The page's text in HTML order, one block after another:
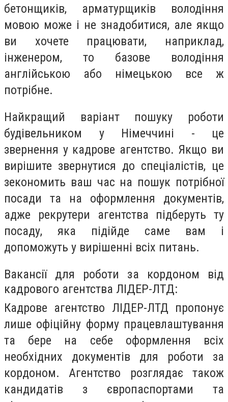
бетонщиків, арматурщиків володіння
мовою може і не знадобитися, але якщо
ви хочете працювати, наприклад,
інженером, то базове володіння
англійською або німецькою все ж
потрібне.
Найкращий варіант пошуку роботи
будівельником у Німеччині - це
звернення у кадрове агентство. Якщо ви
вирішите звернутися до спеціалістів, це
зекономить ваш час на пошук потрібної
посади та на оформлення документів,
адже рекрутери агентства підберуть ту
посаду, яка підійде саме вам і
допоможуть у вирішенні всіх питань.
Вакансії для роботи за кордоном від
кадрового агентства ЛІДЕР-ЛТД:
Кадрове агентство ЛІДЕР-ЛТД пропонує
лише офіційну форму працевлаштування
та бере на себе оформлення всіх
необхідних документів для роботи за
кордоном. Агентство розглядає також
кандидатів з європаспортами та